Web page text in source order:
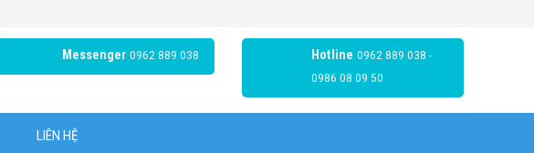
Messenger 0962 889 038 Hotline 0962 889 038 -
0986 08 09 50
LIÊN HỆ